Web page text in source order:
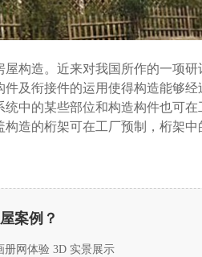
构造。近来对我国所作的一项研
件及衔接件的运用使得构造能够经
中的某些部位和构造构件也可在
造的桁架可在工厂预制，桁架中
案例？
网体验 3D 实景展示